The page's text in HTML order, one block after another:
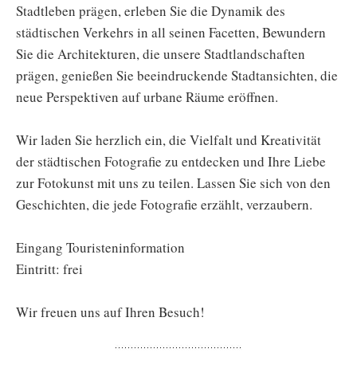
Stadtleben prägen, erleben Sie die Dynamik des
städtischen Verkehrs in all seinen Facetten, Bewundern
Sie die Architekturen, die unsere Stadtlandschaften
prägen, genießen Sie beeindruckende Stadtansichten, die
neue Perspektiven auf urbane Räume eröffnen.
Wir laden Sie herzlich ein, die Vielfalt und Kreativität
der städtischen Fotografie zu entdecken und Ihre Liebe
zur Fotokunst mit uns zu teilen. Lassen Sie sich von den
Geschichten, die jede Fotografie erzählt, verzaubern.
Eingang Touristeninformation
Eintritt: frei
Wir freuen uns auf Ihren Besuch!